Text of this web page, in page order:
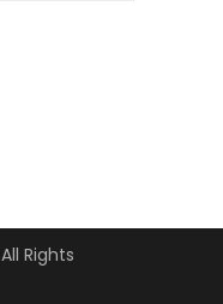
Rights